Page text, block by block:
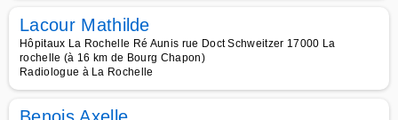
Lacour Mathilde
Hôpitaux La Rochelle Ré Aunis rue Doct Schweitzer 17000 La
rochelle (à 16 km de Bourg Chapon)
Radiologue à La Rochelle